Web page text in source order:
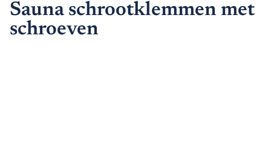
Sauna schrootklemmen met
schroeven